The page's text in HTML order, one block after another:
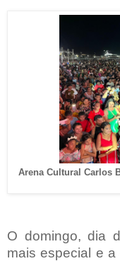
Arena Cultural Carlos
O domingo, dia
mais especial e a